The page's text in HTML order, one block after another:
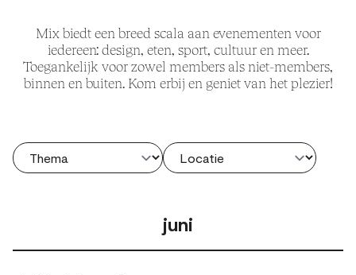
Mix biedt een breed scala aan evenementen voor
iedereen: design, eten, sport, cultuur en meer.
Toegankelijk voor zowel members als niet-members,
binnen en buiten. Kom erbij en geniet van het plezier!
juni